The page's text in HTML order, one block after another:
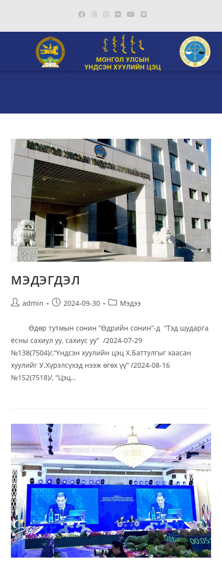
МЭДЭГДЭЛ
admin 2024-09-30 Мэдээ
Өдөр тутмын сонин “Өдрийн сонин”-д “Тэд шударга
ёсны сахиул уу, сахиус уу” /2024-07-29
№138(7504)/,“Үндсэн хуулийн цэц Х.Баттулгыг хаасан
хуулийг У.Хүрэлсүхэд нээж өгөх үү” /2024-08-16
№152(7518)/, “Цэц…